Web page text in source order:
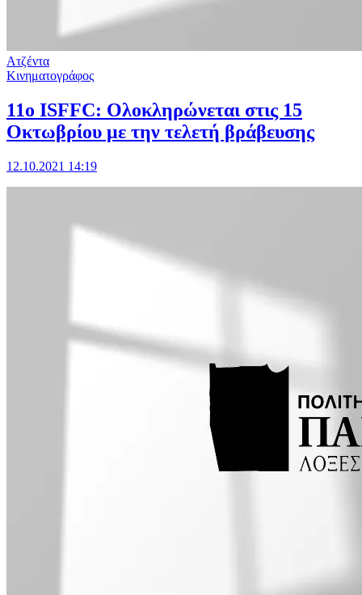
Ατζέντα
Κινηματογράφος
11o ISFFC: Ολοκληρώνεται στις 15
Οκτωβρίου με την τελετή βράβευσης
12.10.2021 14:19